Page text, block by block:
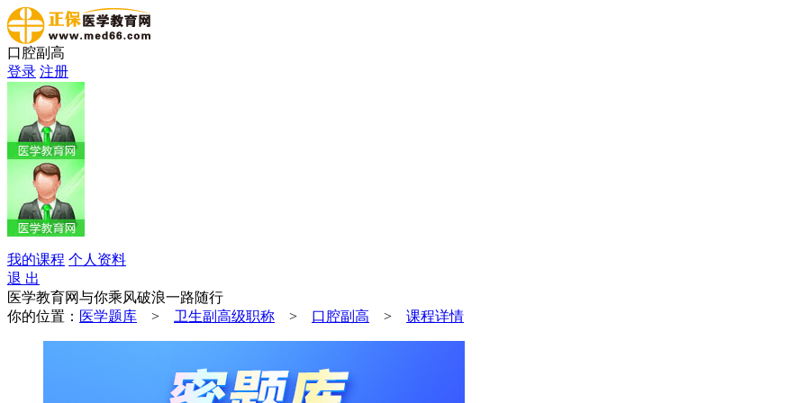
口腔副高
登录 注册
我的课程 个人资料
退 出
医学教育网与你乘风破浪一路随行
你的位置： 医学题库 > 卫生副高级职称 > 口腔副高 > 课程详情